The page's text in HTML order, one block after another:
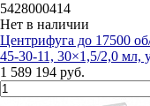
5428000414
Нет в наличии
Центрифуга до 17500
45-30-11, 30×1,5/2,0 мл,
1 589 194 руб.